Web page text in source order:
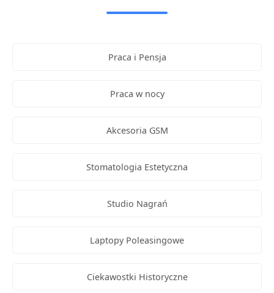
Praca i Pensja
Praca w nocy
Akcesoria GSM
Stomatologia Estetyczna
Studio Nagrań
Laptopy Poleasingowe
Ciekawostki Historyczne